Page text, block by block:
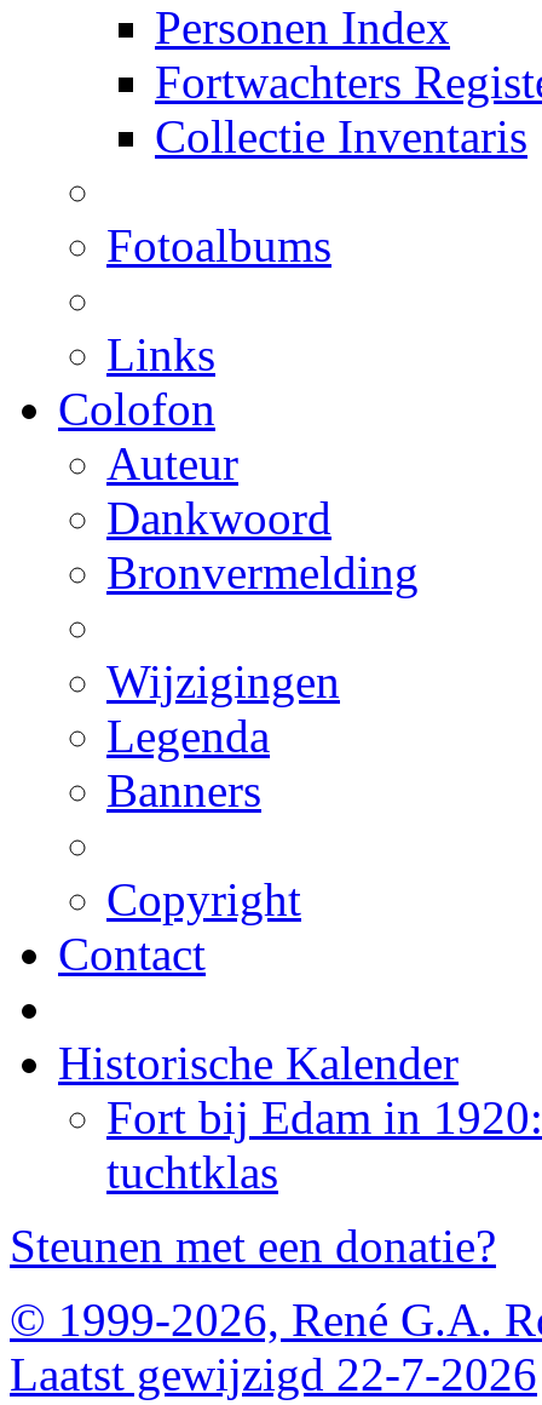
Personen Index
Fortwachters
Collectie Inventaris
Fotoalbums
Links
Colofon
Auteur
Dankwoord
Bronvermelding
Wijzigingen
Legenda
Banners
Copyright
Contact
Historische Kalender
Fort bij Edam in
tuchtklas
Steunen met een donatie?
© 1999-2026, René G.A.
Laatst gewijzigd 22-7-2026